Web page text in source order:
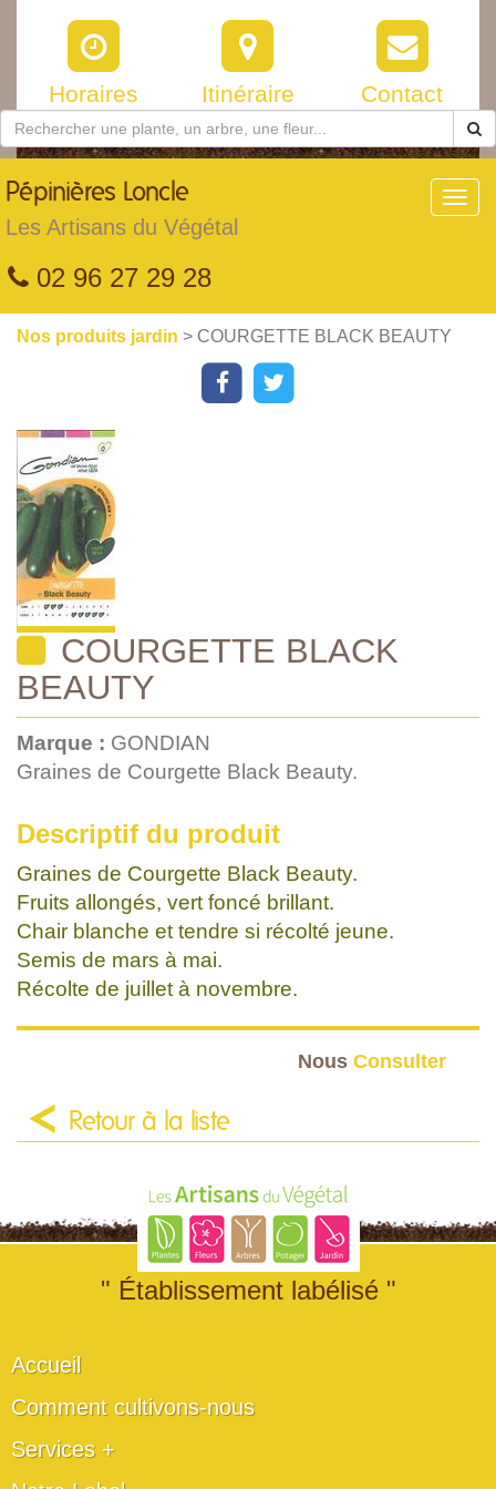
Horaires Itinéraire Contact
Pépinières Loncle
Les Artisans du Végétal
02 96 27 29 28
Nos produits jardin > COURGETTE BLACK BEAUTY
COURGETTE BLACK
BEAUTY
Marque : GONDIAN
Graines de Courgette Black Beauty.
Descriptif du produit
Graines de Courgette Black Beauty.
Fruits allongés, vert foncé brillant.
Chair blanche et tendre si récolté jeune.
Semis de mars à mai.
Récolte de juillet à novembre.
Nous Consulter
Retour à la liste
" Établissement labélisé "
Accueil
Comment cultivons-nous
Services +